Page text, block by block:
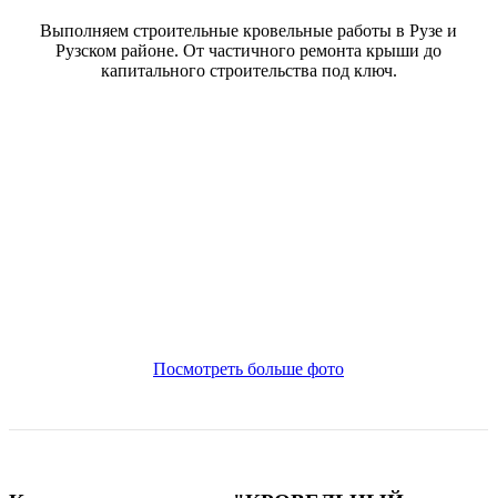
Выполняем строительные кровельные работы в Рузе и
Рузском районе. От частичного ремонта крыши до
капитального строительства под ключ.
Посмотреть больше фото